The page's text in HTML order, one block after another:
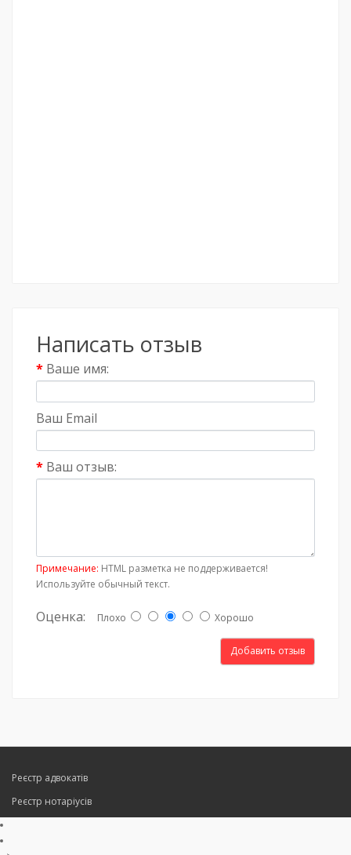
Написать отзыв
Ваше имя:
Ваш Email
Ваш отзыв:
Примечание: HTML разметка не поддерживается!
Используйте обычный текст.
Оценка: Плохо Хорошо
Добавить отзыв
Реєстр адвокатів
Реєстр нотаріусів